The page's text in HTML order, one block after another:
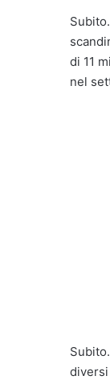
di 11
nel
diversi